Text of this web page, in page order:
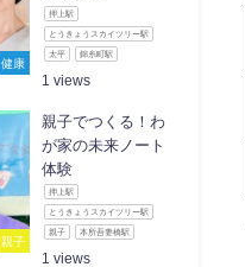
健康
押上駅
とうきょうスカイツリー駅
太平 錦糸町駅
1
親子
親子でつくる！わ
が家の未来ノート
体験
押上駅
とうきょうスカイツリー駅
親子 本所吾妻橋駅
1